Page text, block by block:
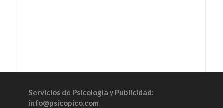
Servicios de Psicología y Publicidad:
info@psicopico.com